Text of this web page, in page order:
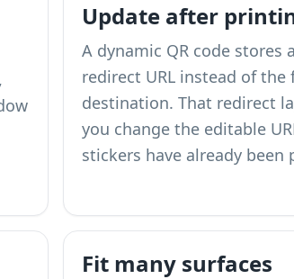
Update after
A dynamic QR code stores
redirect URL instead of the
destination. That redirect
you change the editable
stickers have already been
Fit many surfaces